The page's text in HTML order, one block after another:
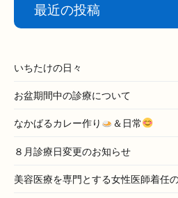
シ
最近の投稿
いちたけの日々
お盆期間中の診療について
なかばるカレー作り ＆日常
８月診療日変更のお知らせ
美容医療を専門とする女性医師着任